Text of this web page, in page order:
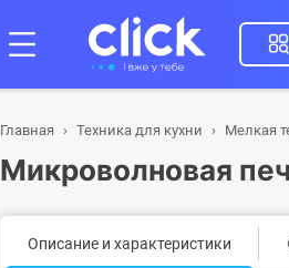
Главная Техника для кухни Мелкая
Микроволновая
Описание и характеристики